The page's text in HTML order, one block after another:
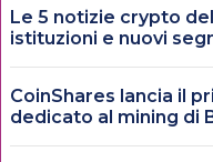
Le 5 notizie crypto
istituzioni e nuovi
CoinShares lancia il
dedicato al mining di